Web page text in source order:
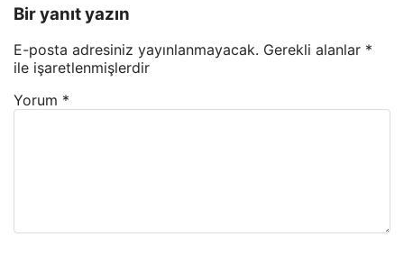
Bir yanıt yazın
E-posta adresiniz yayınlanmayacak. Gerekli alanlar *
ile işaretlenmişlerdir
Yorum *